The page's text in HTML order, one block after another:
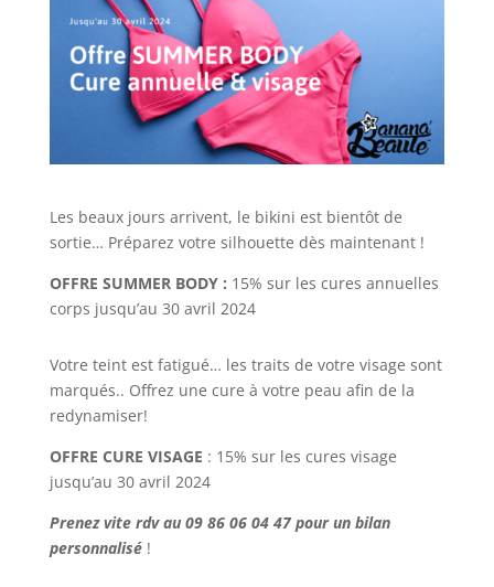
Les beaux jours arrivent, le bikini est bientôt de
sortie… Préparez votre silhouette dès maintenant !
OFFRE SUMMER BODY : 15% sur les cures annuelles
corps jusqu’au 30 avril 2024
Votre teint est fatigué… les traits de votre visage sont
marqués.. Offrez une cure à votre peau afin de la
redynamiser!
OFFRE CURE VISAGE : 15% sur les cures visage
jusqu’au 30 avril 2024
Prenez vite rdv au 09 86 06 04 47 pour un bilan
personnalisé!